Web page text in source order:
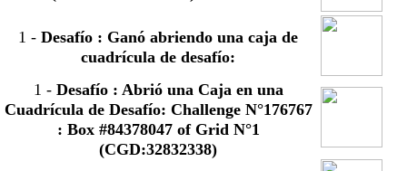
1 -Desafío : Ganó abriendo una caja de
cuadrícula de desafío:
1 - Desafío : Abrió una Caja en una
Cuadrícula de Desafío: Challenge N°176767
: Box #84378047 of Grid N°1
(CGD:32832338)